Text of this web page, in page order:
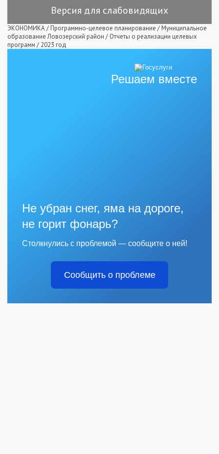
Версия для слабовидящих
ЭКОНОМИКА/ Программно-целевое планирование / Муниципальное
образование Ловозерский район / Отчеты о реализации целевых
программ / 2023 год
Решаем вместе
Не убран снег, яма на дороге,
не горит фонарь?
Столкнулись с проблемой — сообщите о ней!
Сообщить о проблеме